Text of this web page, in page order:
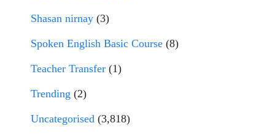
Shasan nirnay (3)
Spoken English Basic Course (8)
Teacher Transfer (1)
Trending (2)
Uncategorised (3,818)